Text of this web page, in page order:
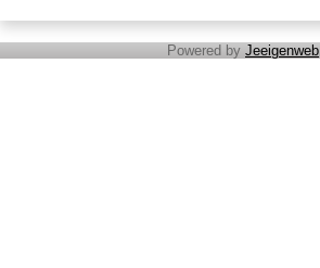
Powered by Jeeigenweb